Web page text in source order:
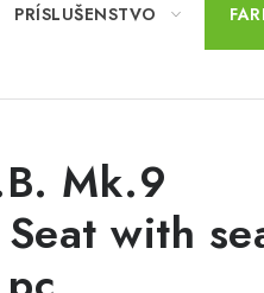
PRÍSLUŠENSTVO
Mk.9
with